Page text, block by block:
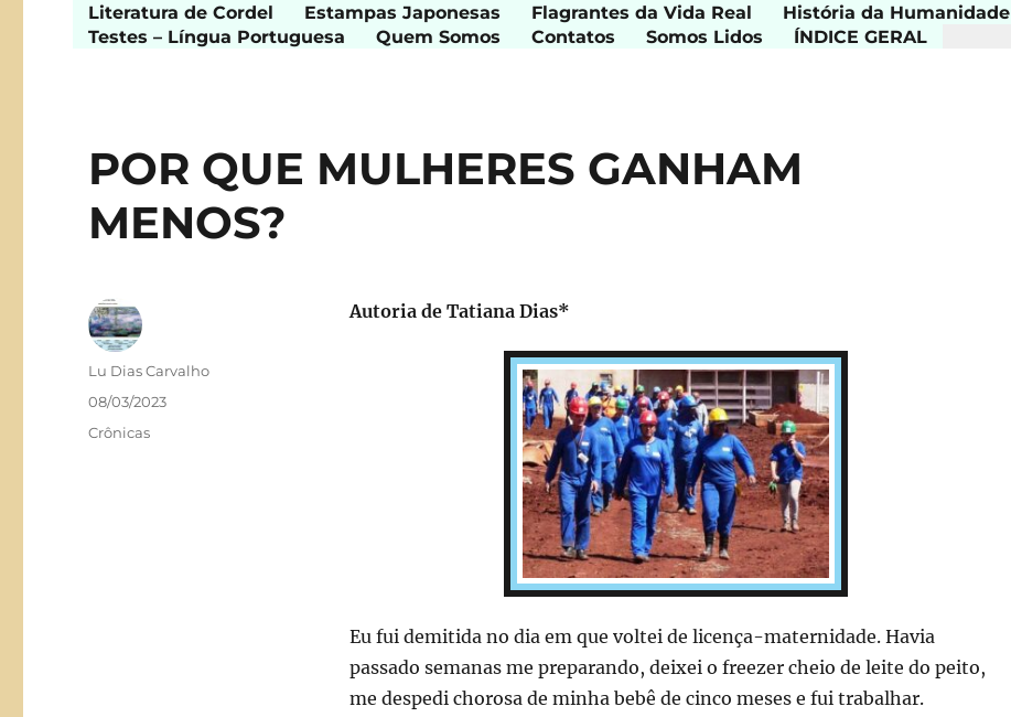
Literatura de Cordel
Estampas Japonesas Flagrantes da Vida Real História da Humanidade
Testes – Língua Portuguesa
Quem Somos Contatos Somos Lidos ÍNDICE GERAL
POR QUE MULHERES GANHAM
MENOS?
Autoria de Tatiana Dias*
Eu fui demitida no dia em que voltei de licença-maternidade. Havia
passado semanas me preparando, deixei o freezer cheio de leite do peito,
me despedi chorosa de minha bebê de cinco meses e fui trabalhar.
Autor
Lu Dias Carvalho
Publicado
em
08/03/2023
Categorias
Crônicas